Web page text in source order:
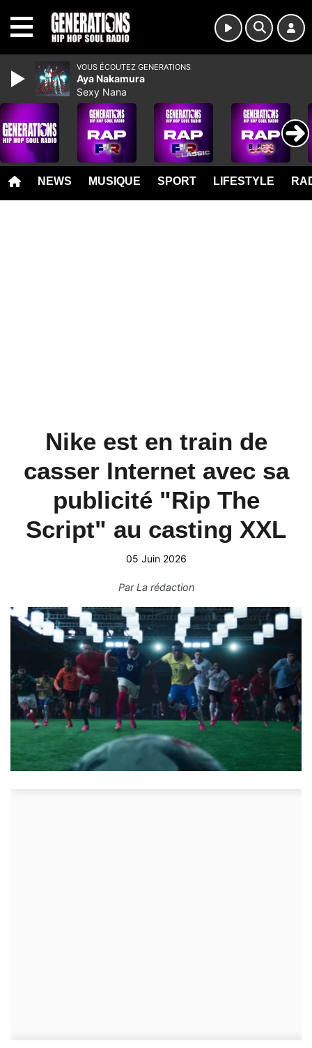
NEWS MUSIQUE SPORT LIFESTYLE
Nike est en train de
casser Internet avec sa
publicité "Rip The
Script" au casting XXL
05 Juin 2026
ParLa rédaction
VOUS ÉCOUTEZ GENERATIONS
Aya Nakamura
Sexy Nana